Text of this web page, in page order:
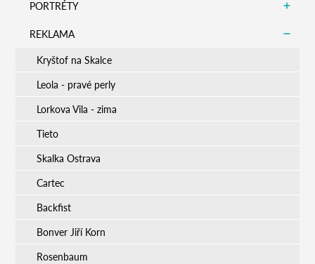
PORTRÉTY
REKLAMA
Kryštof na Skalce
Leola - pravé perly
Lorkova Vila - zima
Tieto
Skalka Ostrava
Cartec
Backfist
Bonver Jiří Korn
Rosenbaum